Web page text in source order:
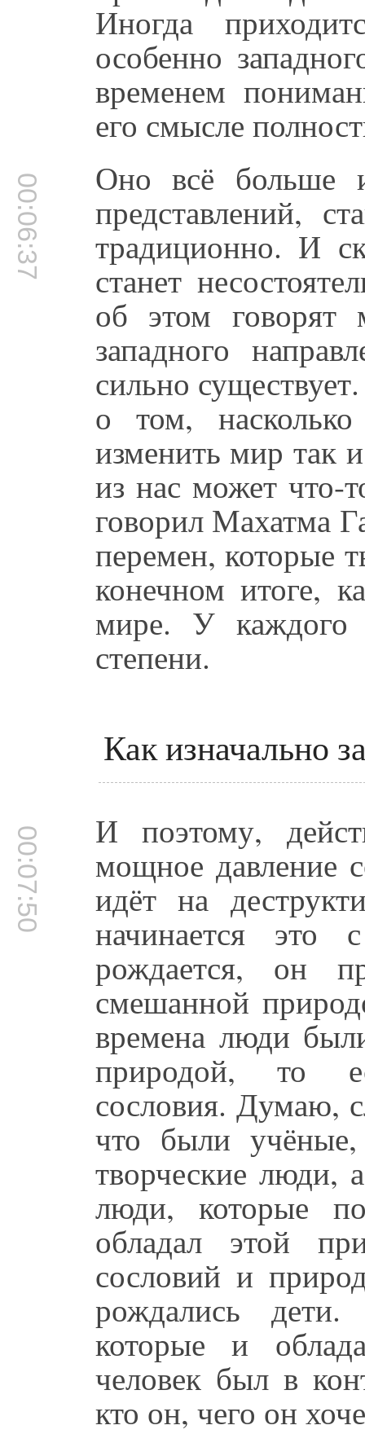
Иногда
особенно
временем
его смысле
00:06:37 Оно всё больше
представлений,
традиционно. И
станет
об этом говорят
западного
сильно
о том,
изменить мир так
из нас может что-
говорил Махатма
перемен, которые
конечном итоге,
мире. У каждого
степени.
Как изначально
00:07:50 И поэтому,
мощное давление
идёт на
начинается это
рождается, он
смешанной
времена люди
природой, то
сословия. Думаю,
что были учёные,
творческие люди,
люди, которые
обладал этой
сословий и
рождались
которые и
человек был в
кто он, чего он